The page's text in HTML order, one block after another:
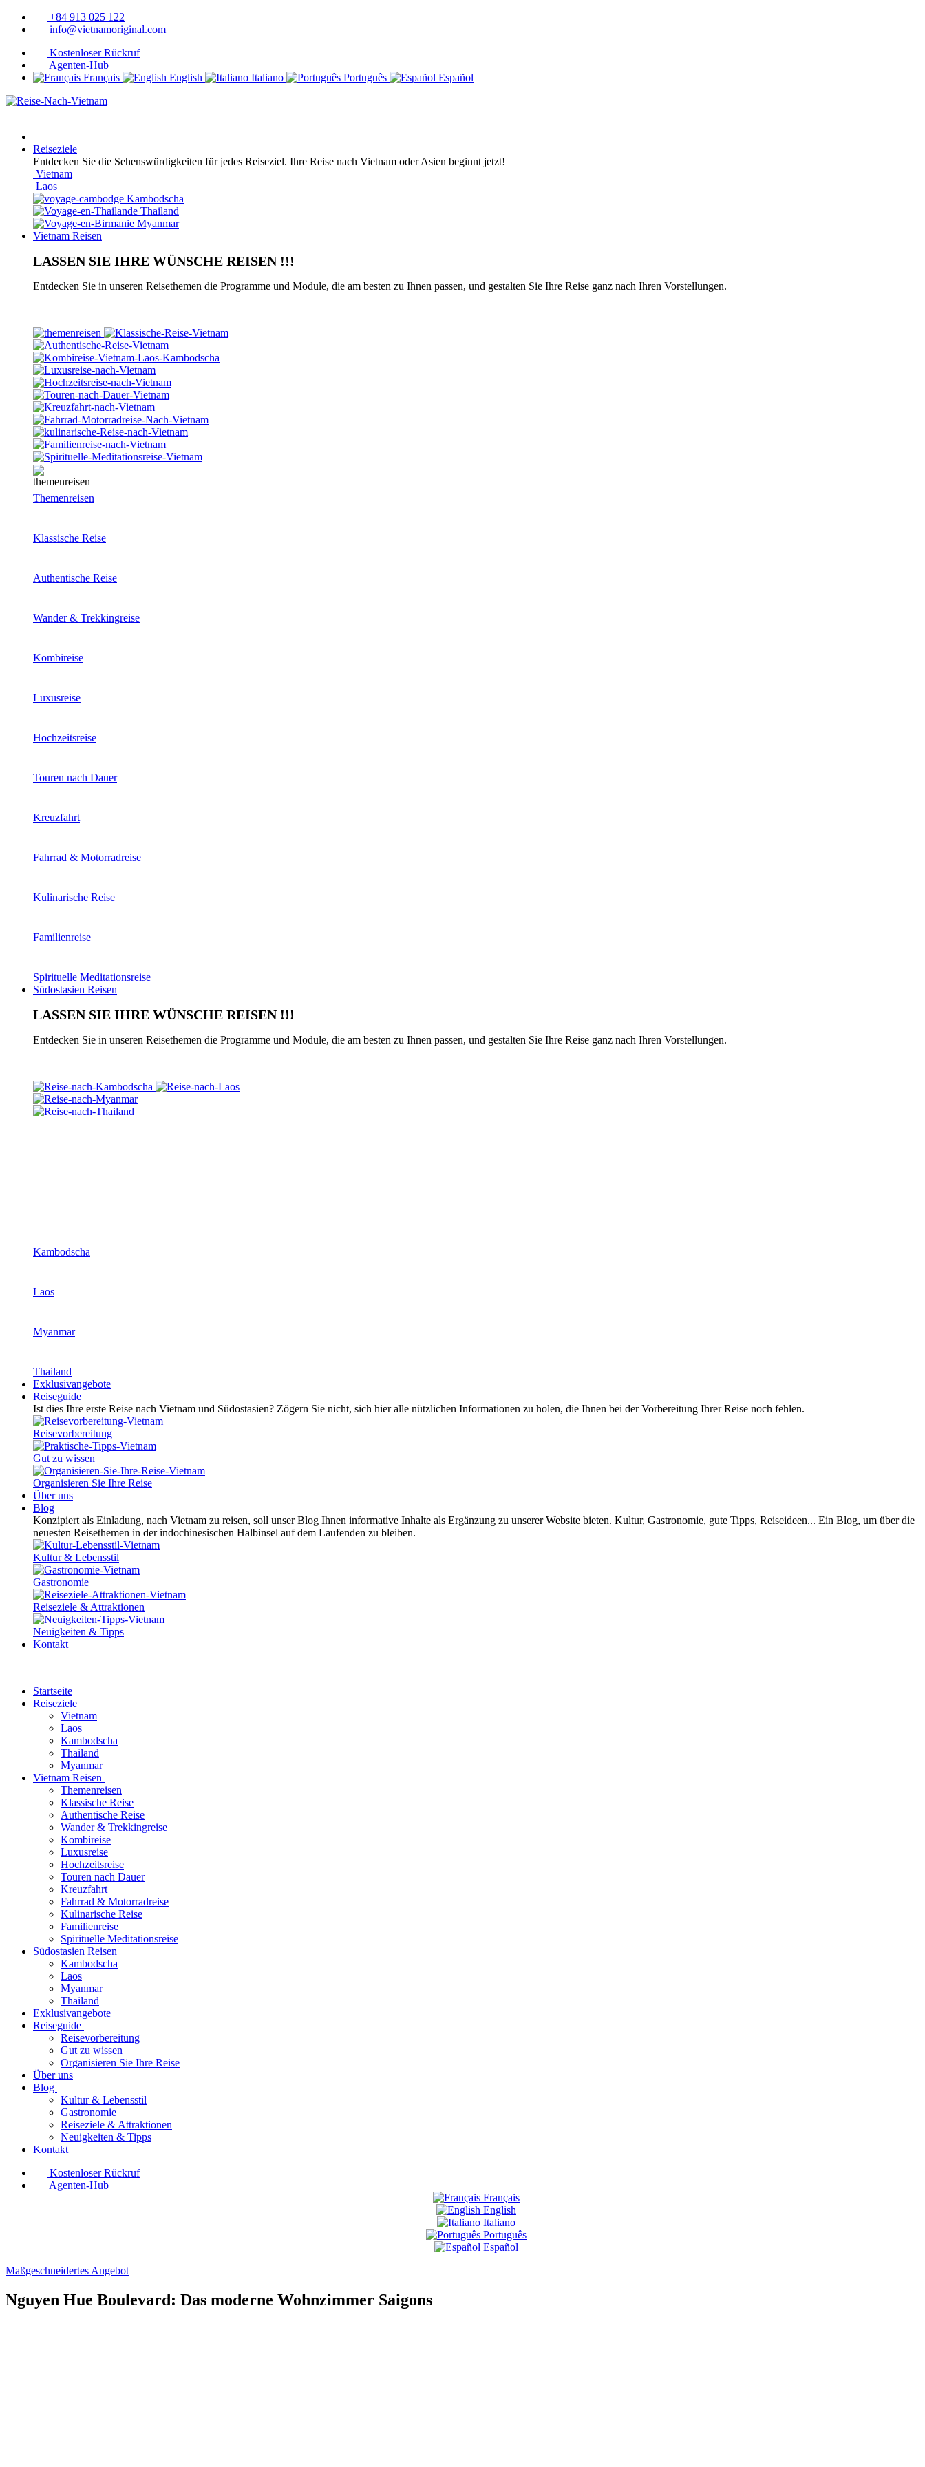
+84 913 025 122
info@vietnamoriginal.com
Kostenloser Rückruf
Agenten-Hub
Français
English Italiano Português Español
Reiseziele
Entdecken Sie die Sehenswürdigkeiten für jedes Reiseziel. Ihre Reise nach Vietnam oder Asien beginnt jetzt!
Vietnam
Laos
Kambodscha
Thailand
Myanmar
Vietnam Reisen
LASSEN SIE IHRE WÜNSCHE REISEN !!!
Entdecken Sie in unseren Reisethemen die Programme und Module, die am besten zu Ihnen passen, und gestalten Sie Ihre Reise ganz nach Ihren Vorstellungen.
Themenreisen
Klassische Reise
Authentische Reise
Wander & Trekkingreise
Kombireise
Luxusreise
Hochzeitsreise
Touren nach Dauer
Kreuzfahrt
Fahrrad & Motorradreise
Kulinarische Reise
Familienreise
Spirituelle Meditationsreise
Südostasien Reisen
LASSEN SIE IHRE WÜNSCHE REISEN !!!
Entdecken Sie in unseren Reisethemen die Programme und Module, die am besten zu Ihnen passen, und gestalten Sie Ihre Reise ganz nach Ihren Vorstellungen.
Kambodscha
Laos
Myanmar
Thailand
Exklusivangebote
Reiseguide
Ist dies Ihre erste Reise nach Vietnam und Südostasien? Zögern Sie nicht, sich hier alle nützlichen Informationen zu holen, die Ihnen bei der Vorbereitung Ihrer Reise noch fehlen.
Reisevorbereitung
Gut zu wissen
Organisieren Sie Ihre Reise
Über uns
Blog
Konzipiert als Einladung, nach Vietnam zu reisen, soll unser Blog Ihnen informative Inhalte als Ergänzung zu unserer Website bieten. Kultur, Gastronomie, gute Tipps, Reiseideen... Ein Blog, um über die
neuesten Reisethemen in der indochinesischen Halbinsel auf dem Laufenden zu bleiben.
Kultur & Lebensstil
Gastronomie
Reiseziele & Attraktionen
Neuigkeiten & Tipps
Kontakt
Startseite
Reiseziele
Vietnam
Laos
Kambodscha
Thailand
Myanmar
Vietnam Reisen
Themenreisen
Klassische Reise
Authentische Reise
Wander & Trekkingreise
Kombireise
Luxusreise
Hochzeitsreise
Touren nach Dauer
Kreuzfahrt
Fahrrad & Motorradreise
Kulinarische Reise
Familienreise
Spirituelle Meditationsreise
Südostasien Reisen
Kambodscha
Laos
Myanmar
Thailand
Exklusivangebote
Reiseguide
Reisevorbereitung
Gut zu wissen
Organisieren Sie Ihre Reise
Über uns
Blog
Kultur & Lebensstil
Gastronomie
Reiseziele & Attraktionen
Neuigkeiten & Tipps
Kontakt
Kostenloser Rückruf
Agenten-Hub
Français
English
Italiano
Português
Español
Maßgeschneidertes Angebot
Nguyen Hue Boulevard: Das moderne Wohnzimmer Saigons